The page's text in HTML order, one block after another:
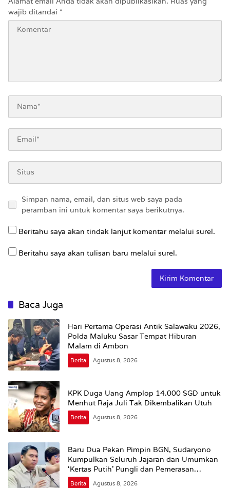
wajib ditandai *
Simpan nama, email, dan situs web saya pada
peramban ini untuk komentar saya berikutnya.
Beritahu saya akan tindak lanjut komentar melalui surel.
Beritahu saya akan tulisan baru melalui surel.
Baca Juga
Hari Pertama Operasi Antik Salawaku 2026,
Polda Maluku Sasar Tempat Hiburan
Malam di Ambon
Berita Agustus 8, 2026
KPK Duga Uang Amplop 14.000 SGD untuk
Menhut Raja Juli Tak Dikembalikan Utuh
Berita Agustus 8, 2026
Baru Dua Pekan Pimpin BGN, Sudaryono
Kumpulkan Seluruh Jajaran dan Umumkan
‘Kertas Putih’ Pungli dan Pemerasan
Supplier harus Berhenti Sekarang
Berita Agustus 8, 2026